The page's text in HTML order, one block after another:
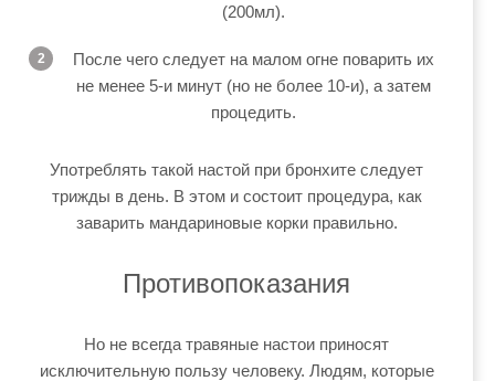
(200мл).
После чего следует на малом огне поварить их
не менее 5-и минут (но не более 10-и), а затем
процедить.
Употреблять такой настой при бронхите следует
трижды в день. В этом и состоит процедура, как
заварить мандариновые корки правильно.
Противопоказания
Но не всегда травяные настои приносят
исключительную пользу человеку. Людям, которые